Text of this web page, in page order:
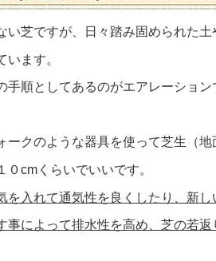
い芝ですが、日々踏み固められた
ます。
手順としてあるのがエアレーション
ークのような器具を使って芝生（
cmくらいでいいです。
を入れて通気性を良くしたり、新
事によって排水性を高め、芝の若返